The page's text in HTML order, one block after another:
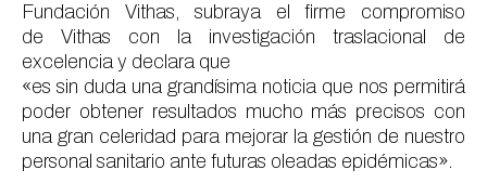
Fundación Vithas,subraya el firme compromiso
de Vithas con
la investigación traslacional de
excelenciay declara que
«es sin duda una grandísima noticiaque nos permitirá
poder obtener resultados mucho más precisos con
una gran celeridad paramejorar la gestión de nuestro
personal sanitario ante futuras oleadas epidémicas».